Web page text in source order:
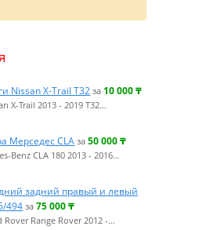
Nissan X-Тrail T32 за 10 000₸
X-Trail 2013 - 2019 T32…
Мерседес CLA за50 000₸
Benz CLA 180 2013 - 2016…
задний правый и левый
494 за75 000₸
Range Rover 2012 -…